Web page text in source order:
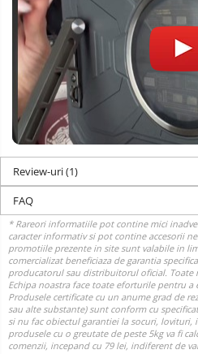
Review-uri(1)
FAQ